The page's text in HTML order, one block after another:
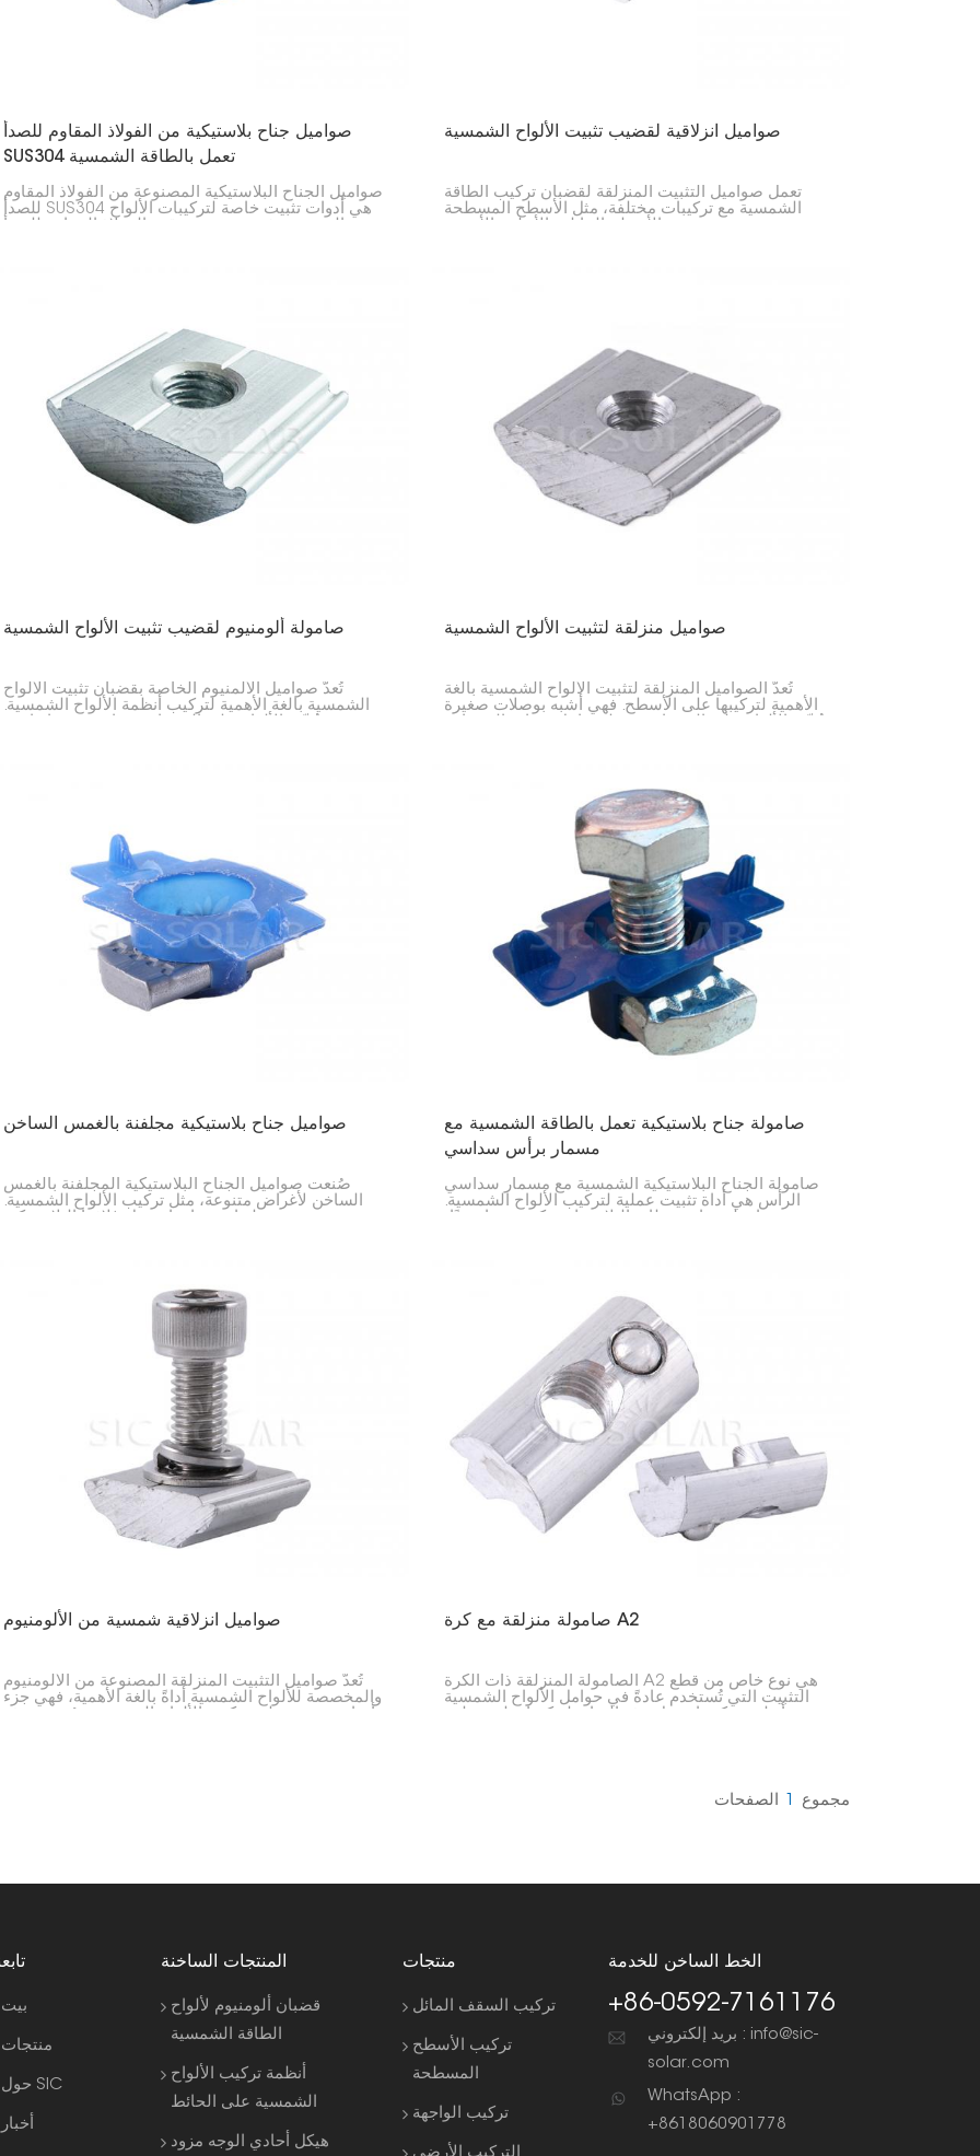
صواميل جناح بلاستيكية من الفولاذ المقاوم للصدأ
SUS304 تعمل بالطاقة الشمسية
صواميل الجناح البلاستيكية المصنوعة من الفولاذ المقاوم
للصدأ SUS304 هي أدوات تثبيت خاصة لتركيبات الألواح
صواميل انزلاقية لقضيب تثبيت الألواح الشمسية
تعمل صواميل التثبيت المنزلقة لقضبان تركيب الطاقة
الشمسية مع تركيبات مختلفة، مثل الأسطح المسطحة
صامولة ألومنيوم لقضيب تثبيت الألواح الشمسية
تُعدّ صواميل الألمنيوم الخاصة بقضبان تثبيت الألواح
الشمسية بالغة الأهمية لتركيب أنظمة الألواح الشمسية.
صواميل منزلقة لتثبيت الألواح الشمسية
تُعدّ الصواميل المنزلقة لتثبيت الألواح الشمسية بالغة
الأهمية لتركيبها على الأسطح. فهي أشبه بوصلات صغيرة
صواميل جناح بلاستيكية مجلفنة بالغمس الساخن
صُنعت صواميل الجناح البلاستيكية المجلفنة بالغمس
الساخن لأغراض متنوعة، مثل تركيب الألواح الشمسية.
صامولة جناح بلاستيكية تعمل بالطاقة الشمسية مع
مسمار برأس سداسي
صامولة الجناح البلاستيكية الشمسية مع مسمار سداسي
الرأس هي أداة تثبيت عملية لتركيب الألواح الشمسية.
صواميل انزلاقية شمسية من الألومنيوم
تُعدّ صواميل التثبيت المنزلقة المصنوعة من الألومنيوم
والمخصصة للألواح الشمسية أداةً بالغة الأهمية، فهي جزء
صامولة منزلقة مع كرة A2
الصامولة المنزلقة ذات الكرة A2 هي نوع خاص من قطع
التثبيت التي تُستخدم عادةً في حوامل الألواح الشمسية
مجموع الصفحات
بيت
منتجات
حول SIC
أخبار
المنتجات الساخنة
قضبان ألومنيوم لألواح
الطاقة الشمسية
أنظمة تركيب الألواح
الشمسية على الحائط
هيكل أحادي الوجه مزود
منتجات
تركيب السقف المائل
تركيب الأسطح
المسطحة
تركيب الواجهة
الخط الساخن للخدمة
+86-0592-7161176
بريد إلكتروني : info@sic-
solar.com
WhatsApp :
+8618060901778